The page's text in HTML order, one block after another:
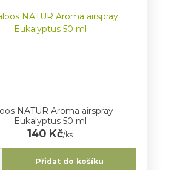
NATUR Aroma airspray
Eukalyptus 50 ml
140 Kč/ks
Přidat do košíku